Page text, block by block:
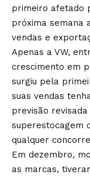
primeiro afetado
próxima semana
vendas e
Apenas a VW,
crescimento em
surgiu pela
suas vendas
previsão
superestocagem
qualquer
Em dezembro,
as marcas,